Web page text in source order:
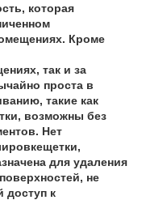
которая
Кроме
так и за
проста в
такие как
возможны без
Нет
для удаления
не
доступ к